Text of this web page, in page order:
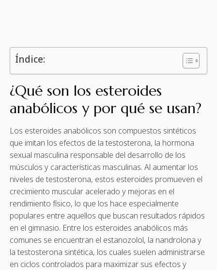
Índice:
¿Qué son los esteroides
anabólicos y por qué se usan?
Los esteroides anabólicos son compuestos sintéticos
que imitan los efectos de la testosterona, la hormona
sexual masculina responsable del desarrollo de los
músculos y características masculinas. Al aumentar los
niveles de testosterona, estos esteroides promueven el
crecimiento muscular acelerado y mejoras en el
rendimiento físico, lo que los hace especialmente
populares entre aquellos que buscan resultados rápidos
en el gimnasio. Entre los esteroides anabólicos más
comunes se encuentran el estanozolol, la nandrolona y
la testosterona sintética, los cuales suelen administrarse
en ciclos controlados para maximizar sus efectos y